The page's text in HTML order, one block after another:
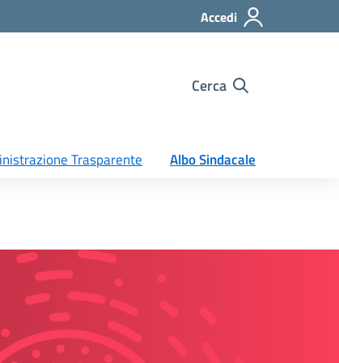
Accedi
Cerca
Trasparente Albo Sindacale